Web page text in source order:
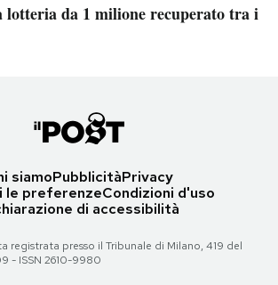
da 1 milione recuperato tra i
siamoPubblicitàPrivacy
le preferenzeCondizioni d'uso
di accessibilità
registrata presso il Tribunale di Milano, 419 del
- ISSN 2610-9980